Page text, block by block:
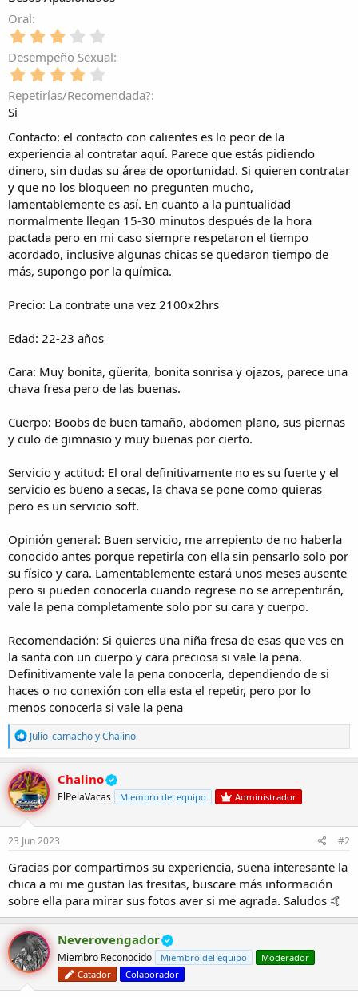
)
(
t
l
(
r
l
(
s
)
Oral
0
e
r
e
l
l
a
(
s
)
Desempeño Sexual
0
e
s
t
r
e
l
l
a
(
s
)
Repetirías/Recomendada?
Si
Contacto: el contacto con calientes es lo peor de la
experiencia al contratar aquí. Parece que estás pidiendo
dinero, sin dudas su área de oportunidad. Si quieren contratar
y que no los bloqueen no pregunten mucho,
lamentablemente es así. En cuanto a la puntualidad
normalmente llegan 15-30 minutos después de la hora
pactada pero en mi caso siempre respetaron el tiempo
acordado, inclusive algunas chicas se quedaron tiempo de
más, supongo por la química.
Precio: La contrate una vez 2100x2hrs
Edad: 22-23 años
Cara: Muy bonita, güerita, bonita sonrisa y ojazos, parece una
chava fresa pero de las buenas.
Cuerpo: Boobs de buen tamaño, abdomen plano, sus piernas
y culo de gimnasio y muy buenas por cierto.
Servicio y actitud: El oral definitivamente no es su fuerte y el
servicio es bueno a secas, la chava se pone como quieras
pero es un servicio soft.
Opinión general: Buen servicio, me arrepiento de no haberla
conocido antes porque repetiría con ella sin pensarlo solo por
su físico y cara. Lamentablemente estará unos meses ausente
pero si pueden conocerla cuando regrese no se arrepentirán,
vale la pena completamente solo por su cara y cuerpo.
Recomendación: Si quieres una niña fresa de esas que ves en
la santa con un cuerpo y cara preciosa si vale la pena.
Definitivamente vale la pena conocerla, dependiendo de si
haces o no conexión con ella esta el repetir, pero por lo
menos conocerla si vale la pena
R
e
a
c
c
i
o
n
e
:
Julio_camachoyChalino
Chalino
ElPelaVacas Miembro del equipo Administrador
23 Jun 2023 #2
Gracias por compartirnos su experiencia, suena interesante la
chica a mi me gustan las fresitas, buscare más información
sobre ella para mirar sus fotos aver si me agrada. Saludos 🤙
Neverovengador
Miembro Reconocido Miembro del equipo
Moderador
Catador
Colaborador